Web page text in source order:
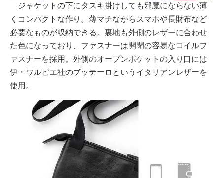
ジャケットの下にタスキ掛けしても邪魔にならない薄
くコンパクトな作り。薄マチながらスマホや長財布など
必要なものが収納できる。裏地も外側のレザーに合わせ
た色になっており、ファスナーは開閉の容易なコイルフ
ァスナーを採用。外側のオープンポケットの入り口には
伊・ワルピエ社のブッテーロというイタリアンレザーを
使用。